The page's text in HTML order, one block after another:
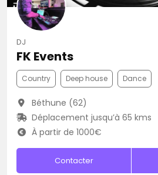
DJ
FK Events
Country Deep house Dance
Béthune (62)
Déplacement jusqu’à 65 kms
À partir de 1000€
Contacter